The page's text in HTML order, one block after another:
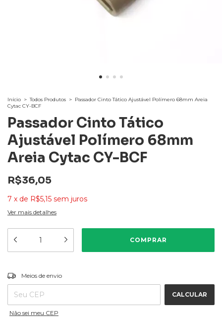
Início > Todos Produtos > Passador Cinto Tático Ajustável Polímero 68mm Areia
Cytac CY-BCF
Passador Cinto Tático
Ajustável Polímero 68mm
Areia Cytac CY-BCF
R$36,05
7 x de R$5,15 sem juros
Ver mais detalhes
Entregas para o CEP:
Meios de envio
CALCULAR
Não sei meu CEP